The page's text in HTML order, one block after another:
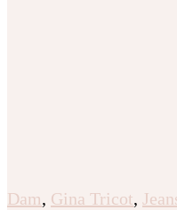
Dam, Gina Tricot,